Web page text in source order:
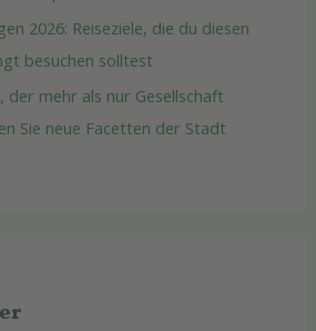
2026: Reiseziele, die du diesen
besuchen solltest
der mehr als nur Gesellschaft
Sie neue Facetten der Stadt